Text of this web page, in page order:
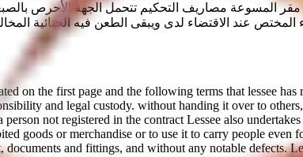
مصاريف التحكيم تتحمل الجهة الأحرص بالصبغة
المختص عند الاقتضاء لدى ويبقى الطعن فيه الجنائية
on the first page and the following terms that lessee
and legal custody. without handing it over to
not registered in the contract Lessee also
goods or merchandise or to use it to carry people even
and fittings, and without any notable defects.